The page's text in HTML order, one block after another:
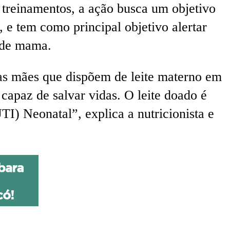
a ação busca um objetivo
e tem como principal objetivo alertar
mama.
mães que dispõem de leite materno em
de salvar vidas. O leite doado é
Neonatal”, explica a nutricionista e